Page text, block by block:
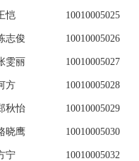
恺 10010005025
志俊 10010005026
雯丽 10010005027
方 10010005028
秋怡 10010005029
晓鹰 10010005030
宁 10010005032